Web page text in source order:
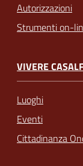
Autorizzazioni
Strumenti on-
VIVERE
Luoghi
Eventi
Cittadinanza